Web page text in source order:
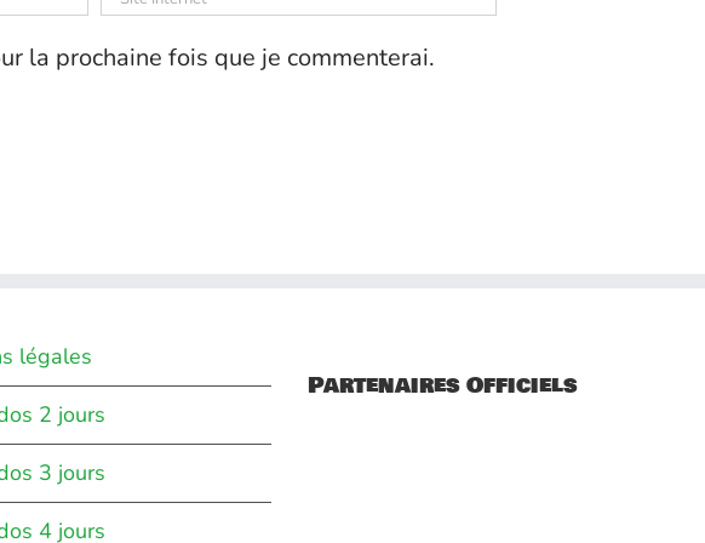
la prochaine fois que je commenterai.
légales
2 jours
3 jours
4 jours
Partenaires Officiels